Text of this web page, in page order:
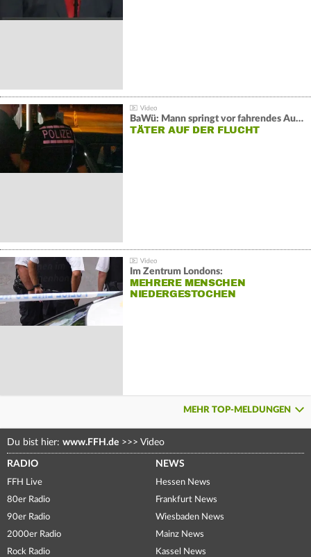
BaWü: Mann springt vor fahrendes Auto und schießt
TÄTER AUF DER FLUCHT
Im Zentrum Londons:
MEHRERE MENSCHEN
NIEDERGESTOCHEN
MEHR TOP-MELDUNGEN
Du bist hier: www.FFH.de >>> Video
RADIO
FFH Live
80er Radio
90er Radio
2000er Radio
Rock Radio
NEWS
Hessen News
Frankfurt News
Wiesbaden News
Mainz News
Kassel News